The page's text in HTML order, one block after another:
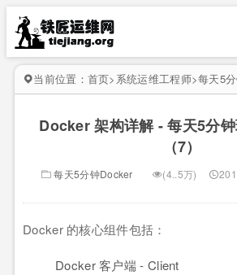
当前位置： 首页> 系统运维工程师>每天5
Docker 架构详解 - 每天5分
（7）
每天5分钟Docker (4..5万)
Docker 的核心组件包括：
Docker 客户端 - Client